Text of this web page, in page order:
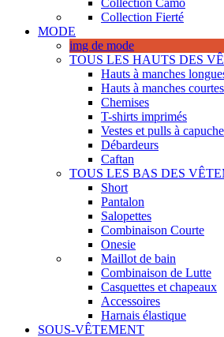
Collection Camo
Collection Fierté
MODE
img de mode
TOUS LES HAUTS DES
Hauts à manches
Hauts à manches courtes
Chemises
T-shirts imprimés
Vestes et pulls à capuche
Débardeurs
Caftan
TOUS LES BAS DES
Short
Pantalon
Salopettes
Combinaison Courte
Onesie
Maillot de bain
Combinaison de Lutte
Casquettes et chapeaux
Accessoires
Harnais élastique
SOUS-VÊTEMENT